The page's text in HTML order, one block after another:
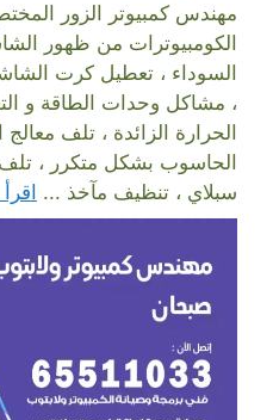
مهندس كمبيوتر الزور
الكومبيوترات من ظهور
السوداء ، تعطيل كرت
، مشاكل وحدات الطاقة و
الحرارة الزائدة ، تلف
الحاسوب بشكل متكرر ، تلف
سبلاي ، تنظيف مآخذ ...